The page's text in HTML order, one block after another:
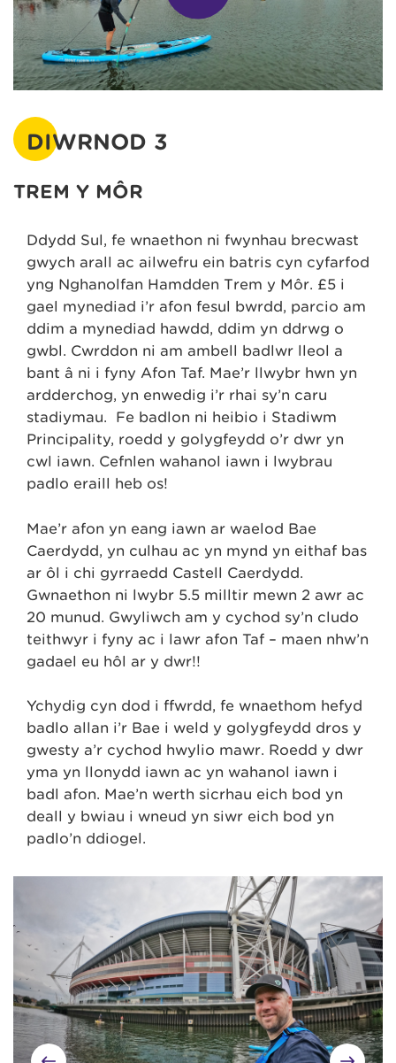
DIWRNOD 3
TREM Y MÔR
Ddydd Sul, fe wnaethon ni fwynhau brecwast
gwych arall ac ailwefru ein batris cyn cyfarfod
yng Nghanolfan Hamdden Trem y Môr. £5 i
gael mynediad i’r afon fesul bwrdd, parcio am
ddim a mynediad hawdd, ddim yn ddrwg o
gwbl. Cwrddon ni am ambell badlwr lleol a
bant â ni i fyny Afon Taf. Mae’r llwybr hwn yn
ardderchog, yn enwedig i’r rhai sy’n caru
stadiymau. Fe badlon ni heibio i Stadiwm
Principality, roedd y golygfeydd o’r dŵr yn
cŵl iawn. Cefnlen wahanol iawn i lwybrau
padlo eraill heb os!
Mae’r afon yn eang iawn ar waelod Bae
Caerdydd, yn culhau ac yn mynd yn eithaf bas
ar ôl i chi gyrraedd Castell Caerdydd.
Gwnaethon ni lwybr 5.5 milltir mewn 2 awr ac
20 munud. Gwyliwch am y cychod sy’n cludo
teithwyr i fyny ac i lawr afon Taf – maen nhw’n
gadael eu hôl ar y dŵr!!
Ychydig cyn dod i ffwrdd, fe wnaethom hefyd
badlo allan i’r Bae i weld y golygfeydd dros y
gwesty a’r cychod hwylio mawr. Roedd y dŵr
yma yn llonydd iawn ac yn wahanol iawn i
badl afon. Mae’n werth sicrhau eich bod yn
deall y bwiau i wneud yn siŵr eich bod yn
padlo’n ddiogel.